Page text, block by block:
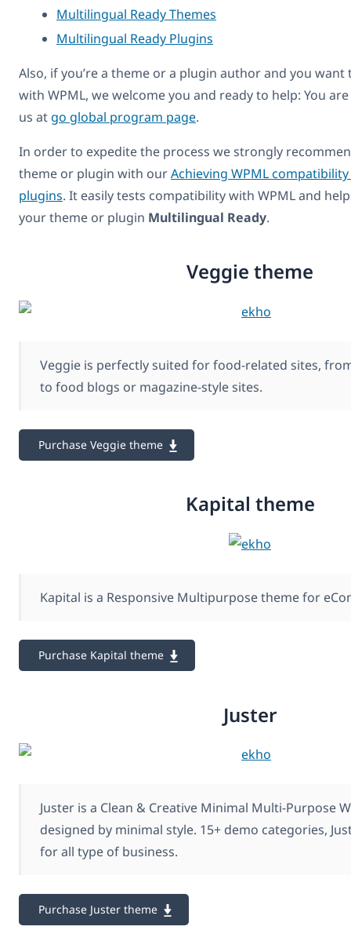
Multilingual Ready Themes
Multilingual Ready Plugins
Also, if you’re a theme or a plugin author and you
with WPML, we welcome you and ready to help: You
us at go global program page.
In order to expedite the process we strongly
theme or plugin with ourAchieving WPML
plugins. It easily tests compatibility with WPML and
your theme or plugin Multilingual Ready.
Veggie theme
Veggie is perfectly suited for food-related sites,
to food blogs or magazine-style sites.
Purchase Veggie theme
Kapital theme
Kapital is a Responsive Multipurpose theme for
Purchase Kapital theme
Juster
Juster is a Clean & Creative Minimal Multi-Purpose
designed by minimal style. 15+ demo categories,
for all type of business.
Purchase Juster theme